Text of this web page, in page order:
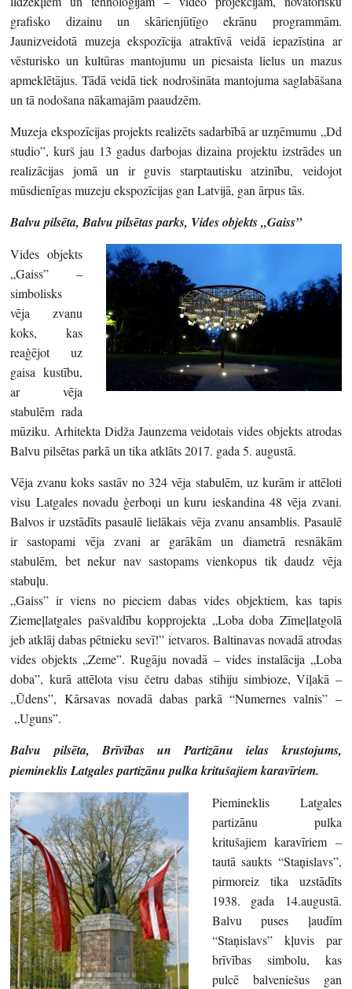
grafisko dizainu un skārienjūtīgo ekrānu programmām.
Jaunizveidotā muzeja ekspozīcija atraktīvā veidā iepazīstina ar
vēsturisko un kultūras mantojumu un piesaista lielus un mazus
apmeklētājus. Tādā veidā tiek nodrošināta mantojuma saglabāšana
un tā nodošana nākamajām paaudzēm.
Muzeja ekspozīcijas projekts realizēts sadarbībā ar uzņēmumu „Dd
studio”, kurš jau 13 gadus darbojas dizaina projektu izstrādes un
realizācijas jomā un ir guvis starptautisku atzinību, veidojot
mūsdienīgas muzeju ekspozīcijas gan Latvijā, gan ārpus tās.
Balvu pilsēta, Balvu pilsētas parks, Vides objekts „Gaiss”
Vides objekts
„Gaiss” –
simbolisks
vēja zvanu
koks, kas
reaģējot uz
gaisa kustību,
ar vēja
stabulēm rada
mūziku. Arhitekta Didža Jaunzema veidotais vides objekts atrodas
Balvu pilsētas parkā un tika atklāts 2017. gada 5. augustā.
Vēja zvanu koks sastāv no 324 vēja stabulēm, uz kurām ir attēloti
visu Latgales novadu ģerboņi un kuru ieskandina 48 vēja zvani.
Balvos ir uzstādīts pasaulē lielākais vēja zvanu ansamblis. Pasaulē
ir sastopami vēja zvani ar garākām un diametrā resnākām
stabulēm, bet nekur nav sastopams vienkopus tik daudz vēja
stabuļu.
„Gaiss” ir viens no pieciem dabas vides objektiem, kas tapis
Ziemeļlatgales pašvaldību kopprojekta „Loba doba Zīmeļlatgolā
jeb atklāj dabas pētnieku sevī!” ietvaros. Baltinavas novadā atrodas
vides objekts „Zeme”. Rugāju novadā – vides instalācija „Loba
doba”, kurā attēlota visu četru dabas stihiju simbioze, Viļakā –
„Ūdens”, Kārsavas novadā dabas parkā “Numernes valnis” –
„Uguns”.
Balvu pilsēta, Brīvības un Partizānu ielas krustojums,
piemineklis Latgales partizānu pulka kritušajiem karavīriem.
Piemineklis Latgales
partizānu pulka
kritušajiem karavīriem –
tautā saukts “Staņislavs”,
pirmoreiz tika uzstādīts
1938. gada 14.augustā.
Balvu puses ļaudīm
“Staņislavs” kļuvis par
brīvības simbolu, kas
pulcē balveniešus gan